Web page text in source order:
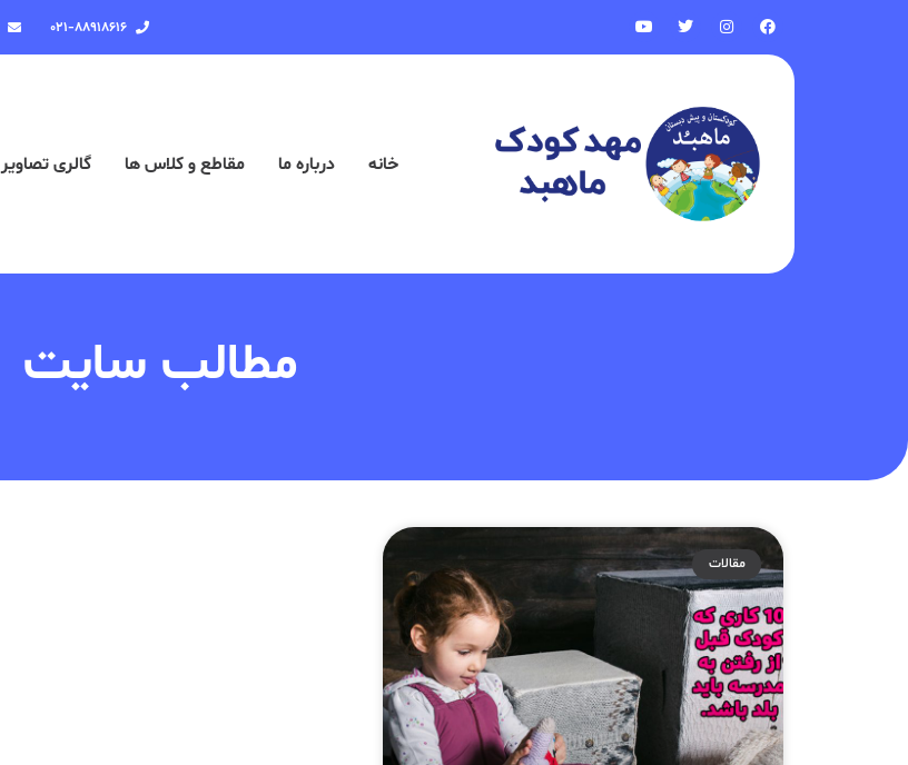
۰۲۱-۸۸۹۱۸۶۱۶
خانه درباره ما مقاطع و کلاس ها گالری تصاویر
مطالب سایت
مقالات